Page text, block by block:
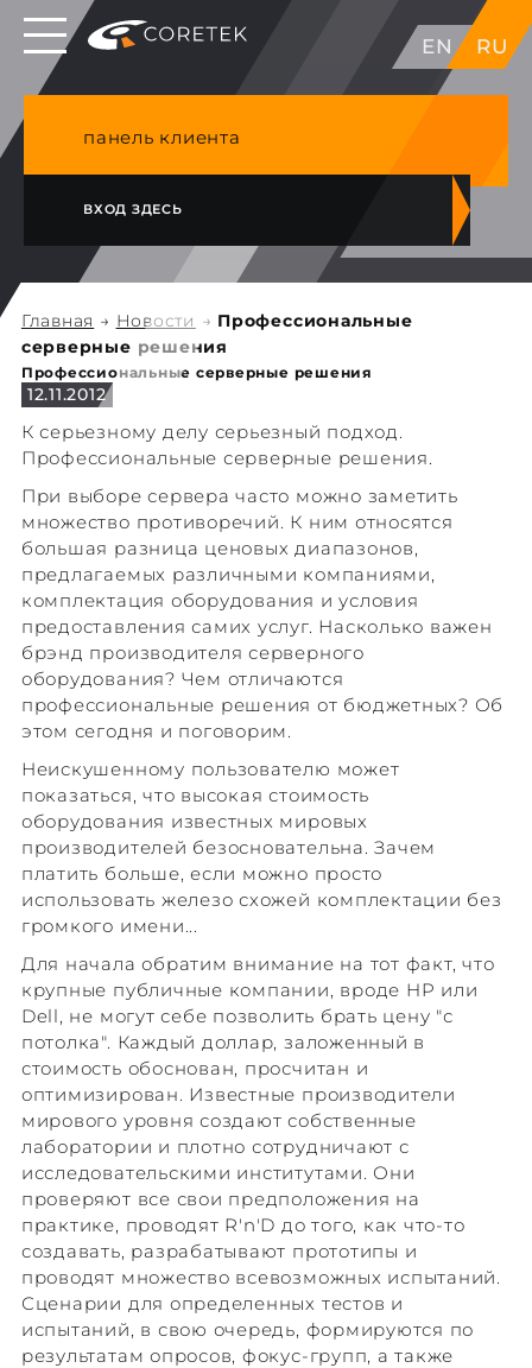
EN RU
Выделенные серверы в ЕС, Японии, ГК, США
NVME VPS & cPanel премиум хостинг в
панель клиента
ВХОД ЗДЕСЬ
Главная → Новости → Профессиональные
серверные решения
Профессиональные серверные решения
12.11.2012
К серьезному делу серьезный подход.
Профессиональные серверные решения.
При выборе сервера часто можно заметить
множество противоречий. К ним относятся
большая разница ценовых диапазонов,
предлагаемых различными компаниями,
комплектация оборудования и условия
предоставления самих услуг. Насколько важен
брэнд производителя серверного
оборудования? Чем отличаются
профессиональные решения от бюджетных? Об
этом сегодня и поговорим.
Неискушенному пользователю может
показаться, что высокая стоимость
оборудования известных мировых
производителей безосновательна. Зачем
платить больше, если можно просто
использовать железо схожей комплектации без
громкого имени...
Для начала обратим внимание на тот факт, что
крупные публичные компании, вроде HP или
Dell, не могут себе позволить брать цену "с
потолка". Каждый доллар, заложенный в
стоимость обоснован, просчитан и
оптимизирован. Известные производители
мирового уровня создают собственные
лаборатории и плотно сотрудничают с
исследовательскими институтами. Они
проверяют все свои предположения на
практике, проводят R'n'D до того, как что-то
создавать, разрабатывают прототипы и
проводят множество всевозможных испытаний.
Сценарии для определенных тестов и
испытаний, в свою очередь, формируются по
результатам опросов, фокус-групп, а также